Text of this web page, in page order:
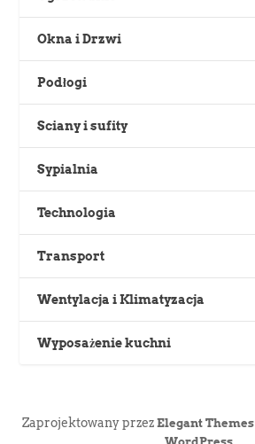
Okna i Drzwi
Podłogi
Sciany i sufity
Sypialnia
Technologia
Transport
Wentylacja i Klimatyzacja
Wyposażenie kuchni
Zaprojektowany przez Elegant Themes